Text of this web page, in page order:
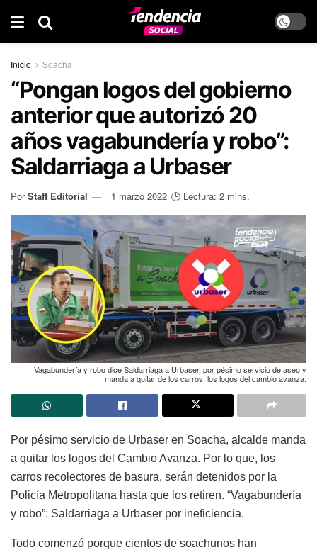
Inicio Soacha
“Pongan logos del gobierno
anterior que autorizó 20
años vagabundería y robo”:
Saldarriaga a Urbaser
Por Staff Editorial 1 marzo 2022 🕒 Lectura: 2 mins.
Vagabundería y robo dice Saldarriaga a Urbaser, por pésimo servicio de aseo y
manda a quitar de los carros, los logos del cambio avanza.
Por pésimo servicio de Urbaser en Soacha, alcalde manda
a quitar los logos del Cambio Avanza. Por lo que, los
carros recolectores de basura, serán detenidos por la
Policía Metropolitana hasta que los retiren. “Vagabundería
y robo”: Saldarriaga a Urbaser por ineficiencia.
Todo comenzó porque cientos de soachunos han